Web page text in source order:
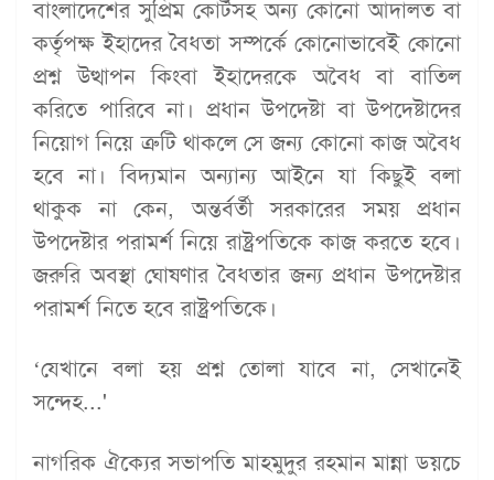
বাংলাদেশের সুপ্রিম কোর্টসহ অন্য কোনো আদালত বা
কর্তৃপক্ষ ইহাদের বৈধতা সম্পর্কে কোনোভাবেই কোনো
প্রশ্ন উত্থাপন কিংবা ইহাদেরকে অবৈধ বা বাতিল
করিতে পারিবে না। প্রধান উপদেষ্টা বা উপদেষ্টাদের
নিয়োগ নিয়ে ত্রুটি থাকলে সে জন্য কোনো কাজ অবৈধ
হবে না। বিদ্যমান অন্যান্য আইনে যা কিছুই বলা
থাকুক না কেন, অন্তর্বর্তী সরকারের সময় প্রধান
উপদেষ্টার পরামর্শ নিয়ে রাষ্ট্রপতিকে কাজ করতে হবে।
জরুরি অবস্থা ঘোষণার বৈধতার জন্য প্রধান উপদেষ্টার
পরামর্শ নিতে হবে রাষ্ট্রপতিকে।
‘যেখানে বলা হয় প্রশ্ন তোলা যাবে না, সেখানেই
সন্দেহ...'
নাগরিক ঐক্যের সভাপতি মাহমুদুর রহমান মান্না ডয়চে